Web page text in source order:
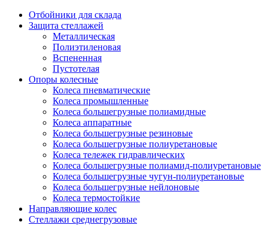
Отбойники для склада
Защита стеллажей
Металлическая
Полиэтиленовая
Вспененная
Пустотелая
Опоры колесные
Колеса пневматические
Колеса промышленные
Колеса большегрузные полиамидные
Колеса аппаратные
Колеса большегрузные резиновые
Колеса большегрузные полиуретановые
Колеса тележек гидравлических
Колеса большегрузные полиамид-полиуретановые
Колеса большегрузные чугун-полиуретановые
Колеса большегрузные нейлоновые
Колеса термостойкие
Направляющие колес
Стеллажи среднегрузовые